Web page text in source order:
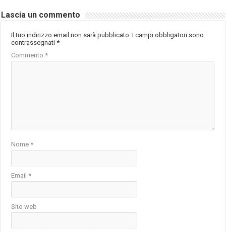
Lascia un commento
Il tuo indirizzo email non sarà pubblicato. I campi obbligatori sono
contrassegnati*
Commento*
Nome*
Email*
Sito web